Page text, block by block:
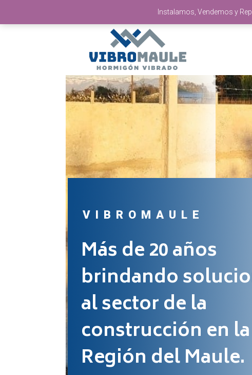
VIBROMAULE
Más de 20 años
brindando
al sector de la
construcción en la
Región del Maule.
Instalamos, Vendemos y